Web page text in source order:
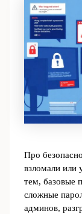
Про
взломали или
тем, базовые
сложные
админов,